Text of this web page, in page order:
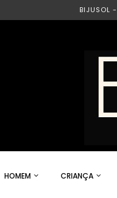
BIJUSOL -
HOMEM CRIANÇA